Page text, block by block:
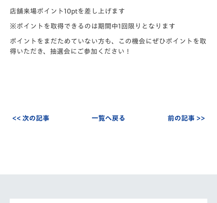
店舗来場ポイント10ptを差し上げます
※ポイントを取得できるのは期間中1回限りとなります
ポイントをまだためていない方も、この機会にぜひポイントを取
得いただき、抽選会にご参加ください！
<< 次の記事 一覧へ戻る 前の記事 >>